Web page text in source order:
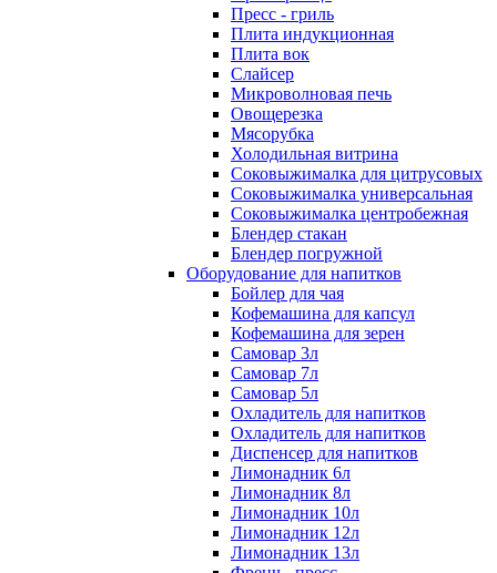
Пресс - гриль
Плита индукционная
Плита вок
Слайсер
Микроволновая печь
Овощерезка
Мясорубка
Холодильная витрина
Соковыжималка для цитрусовых
Соковыжималка универсальная
Соковыжималка центробежная
Блендер стакан
Блендер погружной
Оборудование для напитков
Бойлер для чая
Кофемашина для капсул
Кофемашина для зерен
Самовар 3л
Самовар 7л
Самовар 5л
Охладитель для напитков
Охладитель для напитков
Диспенсер для напитков
Лимонадник 6л
Лимонадник 8л
Лимонадник 10л
Лимонадник 12л
Лимонадник 13л